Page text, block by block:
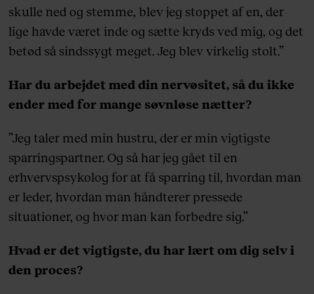
skulle ned og stemme, blev jeg stoppet af en, der
lige havde været inde og sætte kryds ved mig, og det
betød så sindssygt meget. Jeg blev virkelig stolt.”
Har du arbejdet med din nervøsitet, så du ikke
ender med for mange søvnløse nætter?
”Jeg taler med min hustru, der er min vigtigste
sparringspartner. Og så har jeg gået til en
erhvervspsykolog for at få sparring til, hvordan man
er leder, hvordan man håndterer pressede
situationer, og hvor man kan forbedre sig.”
Hvad er det vigtigste, du har lært om dig selv i
den proces?